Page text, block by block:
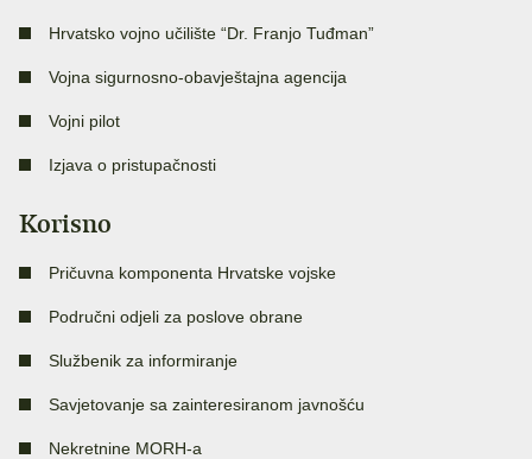
Hrvatsko vojno učilište “Dr. Franjo Tuđman”
Vojna sigurnosno-obavještajna agencija
Vojni pilot
Izjava o pristupačnosti
Korisno
Pričuvna komponenta Hrvatske vojske
Područni odjeli za poslove obrane
Službenik za informiranje
Savjetovanje sa zainteresiranom javnošću
Nekretnine MORH-a